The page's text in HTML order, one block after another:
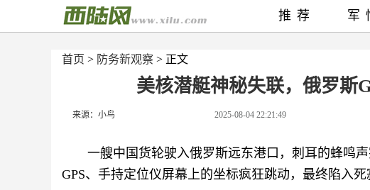
首页 > 防务新观察 > 正文
美核潜艇神秘失联，俄罗斯
来源：小鸟 2025-08-04 22:21:49
一艘中国货轮驶入俄罗斯远东港口，刺耳的蜂鸣
GPS、手持定位仪屏幕上的坐标疯狂跳动，最终陷入死
推荐 军